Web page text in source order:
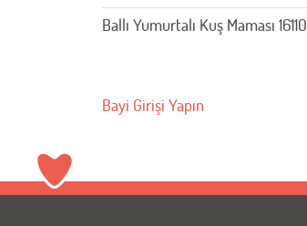
Ballı Yumurtalı Kuş Maması 16110
Bayi Girişi Yapın